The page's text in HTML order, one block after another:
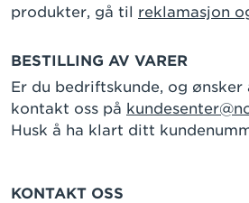
produkter, gå til reklamasjon
BESTILLING AV VARER
Er du bedriftskunde, og ønsker
kontakt oss på
Husk å ha klart ditt
KONTAKT OSS